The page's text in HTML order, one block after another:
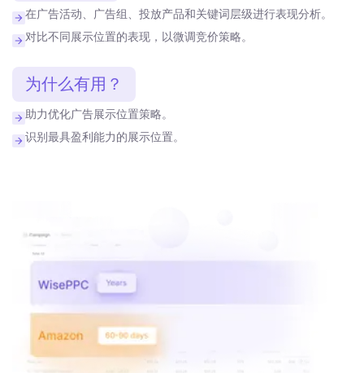
在广告活动、广告组、投放产品和关键词层级进行表现分析。
对比不同展示位置的表现，以微调竞价策略。
为什么有用？
助力优化广告展示位置策略。
识别最具盈利能力的展示位置。